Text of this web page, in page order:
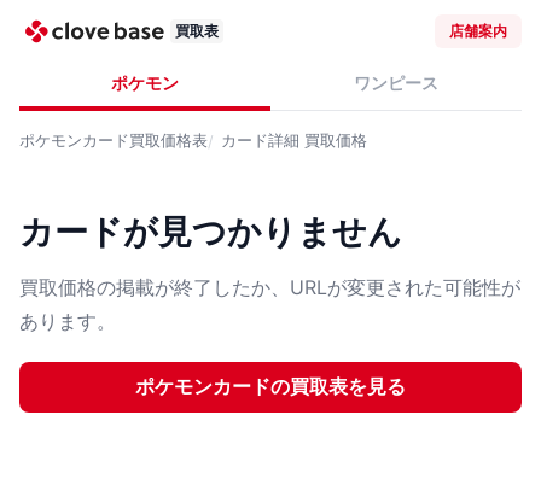
買取表 店舗案内
ポケモン ワンピース
ポケモンカード買取価格表 カード詳細 買取価格
カードが見つかりません
買取価格の掲載が終了したか、URLが変更された可能性が
あります。
ポケモンカードの買取表を見る